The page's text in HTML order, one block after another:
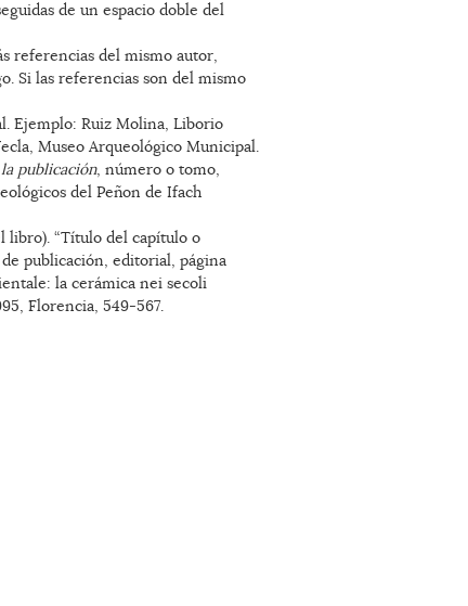
de un espacio doble del
referencias del mismo autor,
Si las referencias son del mismo
Ejemplo: Ruiz Molina, Liborio
Museo Arqueológico Municipal.
publicación, número o tomo,
del Peñon de Ifach
libro). “Título del capítulo o
publicación, editorial, página
la cerámica nei secoli
Florencia, 549-567.